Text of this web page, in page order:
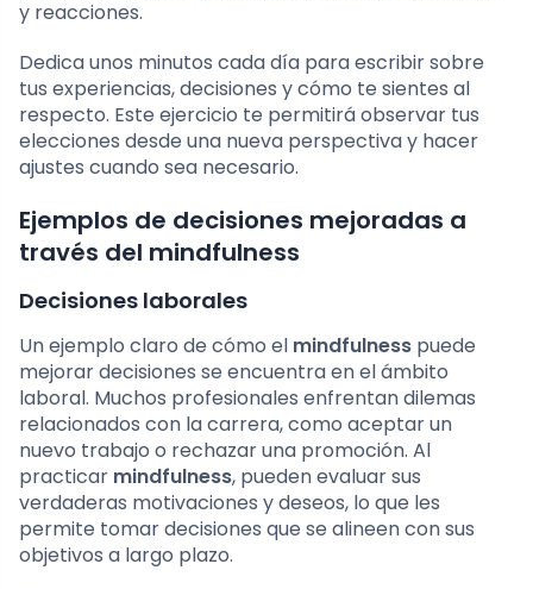
y reacciones.
Dedica unos minutos cada día para escribir sobre
tus experiencias, decisiones y cómo te sientes al
respecto. Este ejercicio te permitirá observar tus
elecciones desde una nueva perspectiva y hacer
ajustes cuando sea necesario.
Ejemplos de decisiones mejoradas a
través del mindfulness
Decisiones laborales
Un ejemplo claro de cómo el mindfulness puede
mejorar decisiones se encuentra en el ámbito
laboral. Muchos profesionales enfrentan dilemas
relacionados con la carrera, como aceptar un
nuevo trabajo o rechazar una promoción. Al
practicar mindfulness, pueden evaluar sus
verdaderas motivaciones y deseos, lo que les
permite tomar decisiones que se alineen con sus
objetivos a largo plazo.